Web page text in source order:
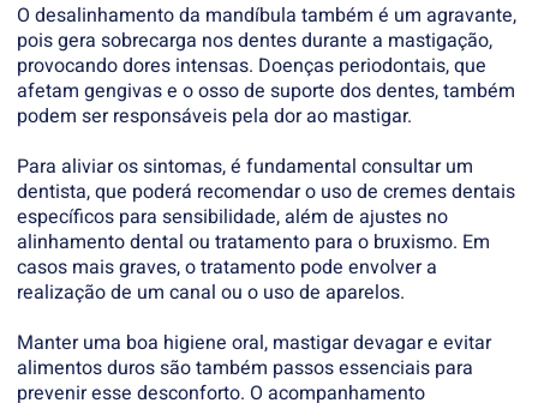
O desalinhamento da mandíbula também é um agravante,
pois gera sobrecarga nos dentes durante a mastigação,
provocando dores intensas. Doenças periodontais, que
afetam gengivas e o osso de suporte dos dentes, também
podem ser responsáveis pela dor ao mastigar.
Para aliviar os sintomas, é fundamental consultar um
dentista, que poderá recomendar o uso de cremes dentais
específicos para sensibilidade, além de ajustes no
alinhamento dental ou tratamento para o bruxismo. Em
casos mais graves, o tratamento pode envolver a
realização de um canal ou o uso de aparelos.
Manter uma boa higiene oral, mastigar devagar e evitar
alimentos duros são também passos essenciais para
prevenir esse desconforto. O acompanhamento